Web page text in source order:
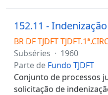
BR DF TJDFT
Subséries · 1960
Parte de Fundo TJDFT
Conjunto de processos
solicitação de